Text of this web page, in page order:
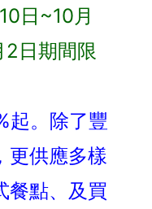
日~10月
2日期間限
起。除了豐
更供應多樣
餐點、及買